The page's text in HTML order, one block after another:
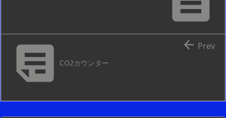
CO2カウンター
 Prev